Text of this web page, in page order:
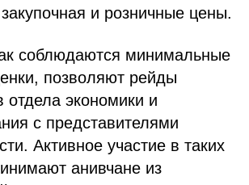
и розничные цены.
соблюдаются минимальные
позволяют рейды
отдела экономики и
с представителями
Активное участие в таких
анивчане из